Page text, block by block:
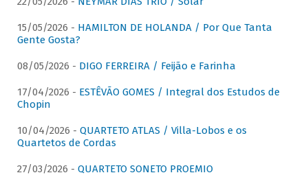
15/05/2026 - HAMILTON DE HOLANDA / Por Que Tanta
Gente Gosta?
08/05/2026 - DIGO FERREIRA / Feijão e Farinha
17/04/2026 - ESTÊVÃO GOMES / Integral dos Estudos de
Chopin
10/04/2026 - QUARTETO ATLAS / Villa-Lobos e os
Quartetos de Cordas
27/03/2026 - QUARTETO SONETO PROEMIO